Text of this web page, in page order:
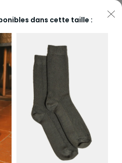
dans cette taille :